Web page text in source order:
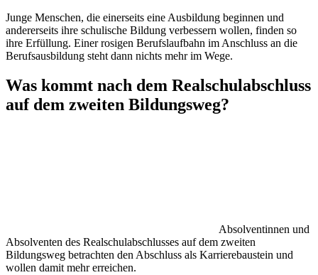
Junge Menschen, die einerseits eine Ausbildung beginnen und
andererseits ihre schulische Bildung verbessern wollen, finden so
ihre Erfüllung. Einer rosigen Berufslaufbahn im Anschluss an die
Berufsausbildung steht dann nichts mehr im Wege.
Was kommt nach dem Realschulabschluss
auf dem zweiten Bildungsweg?
Absolventinnen und
Absolventen des Realschulabschlusses auf dem zweiten
Bildungsweg betrachten den Abschluss als Karrierebaustein und
wollen damit mehr erreichen.